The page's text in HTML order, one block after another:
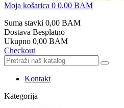
Moja košarica 0 0,00 BAM
Suma stavki 0,00 BAM
Dostava Besplatno
Ukupno 0,00 BAM
Checkout
Kontakt
Kategorija